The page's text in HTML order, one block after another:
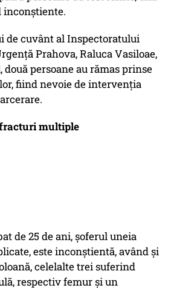
de cuvânt al Inspectoratului
Prahova, Raluca Vasiloae,
persoane au rămas prinse
fiind nevoie de intervenţia
multiple
de 25 de ani, şoferul uneia
este inconştientă, având şi
celelalte trei suferind
respectiv femur şi un